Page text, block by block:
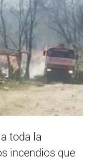
toda la
incendios que